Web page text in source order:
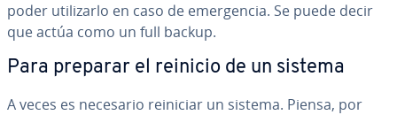
poder uti­li­zar­lo en caso de eme­r­ge­n­cia. Se puede decir
que actúa como un full backup.
Para preparar el reinicio de un sistema
A veces es necesario reiniciar un sistema. Piensa, por